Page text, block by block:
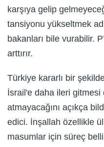
karşıya gelip
tansiyonu yükseltmek
bakanları bile vurabilir.
arttırır.
Türkiye kararlı bir
İsrail'e daha ileri gitmesi
atmayacağını açıkça
edici. İnşallah özellikle
masumlar için süreç